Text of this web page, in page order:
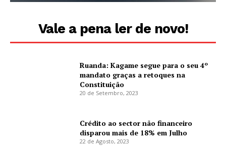
Vale a pena ler de novo!
Ruanda: Kagame segue para o seu 4º
mandato graças a retoques na
Constituição
20 de Setembro, 2023
Crédito ao sector não financeiro
disparou mais de 18% em Julho
22 de Agosto, 2023